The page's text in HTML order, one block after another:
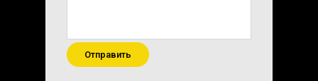
Отправить